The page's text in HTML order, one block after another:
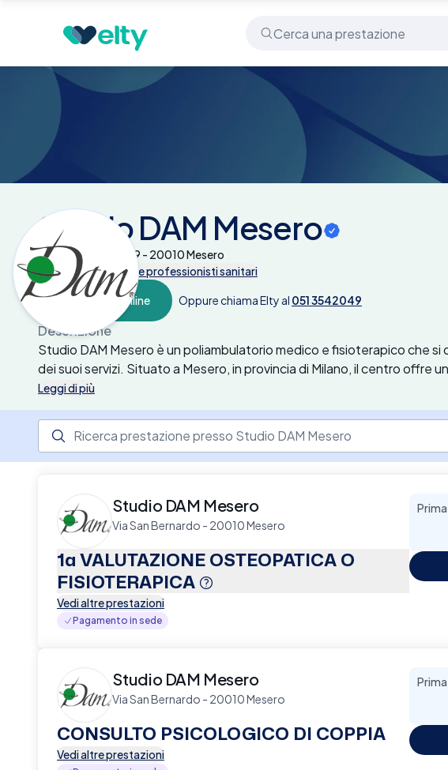
Centri medici
Studio DAM Mesero
Via San Bernardo 29 - 20010 Mesero
Tutte le prestazioni e professionisti sanitari
Prenota online Oppure chiama Elty al 051 3542049
Descrizione
Studio DAM Mesero è un poliambulatorio medico e fisioterapico che
dei suoi servizi. Situato a Mesero, in provincia di Milano, il centro offre
mediche, tra cui visite specialistiche, trattamenti di fisioterapia,
adotta un approccio integrato e personalizzato, garantendo il miglior
paziente. Lo studio è dotato di apparecchiature all'avanguardia e
scientifiche, offrendo anche la possibilità di usufruire di coperture
Leggi di più
Ricerca prestazione presso il centro medico
Studio DAM Mesero
Via San Bernardo - 20010 Mesero
1a VALUTAZIONE OSTEOPATICA O
FISIOTERAPICA
Vedi altre prestazioni
Pagamento in sede
Studio DAM Mesero
Via San Bernardo - 20010 Mesero
CONSULTO PSICOLOGICO DI COPPIA
Vedi altre prestazioni